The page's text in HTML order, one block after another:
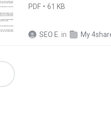
PDF 61 KB
SEO E. in My